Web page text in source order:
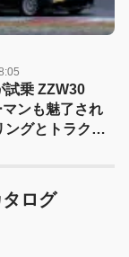
試乗 ZZW30
マンも魅了され
ングとトラクシ
ログ